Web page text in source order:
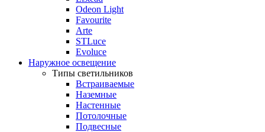
Odeon Light
Favourite
Arte
STLuce
Evoluce
Наружное освещение
Типы светильников
Встраиваемые
Наземные
Настенные
Потолочные
Подвесные